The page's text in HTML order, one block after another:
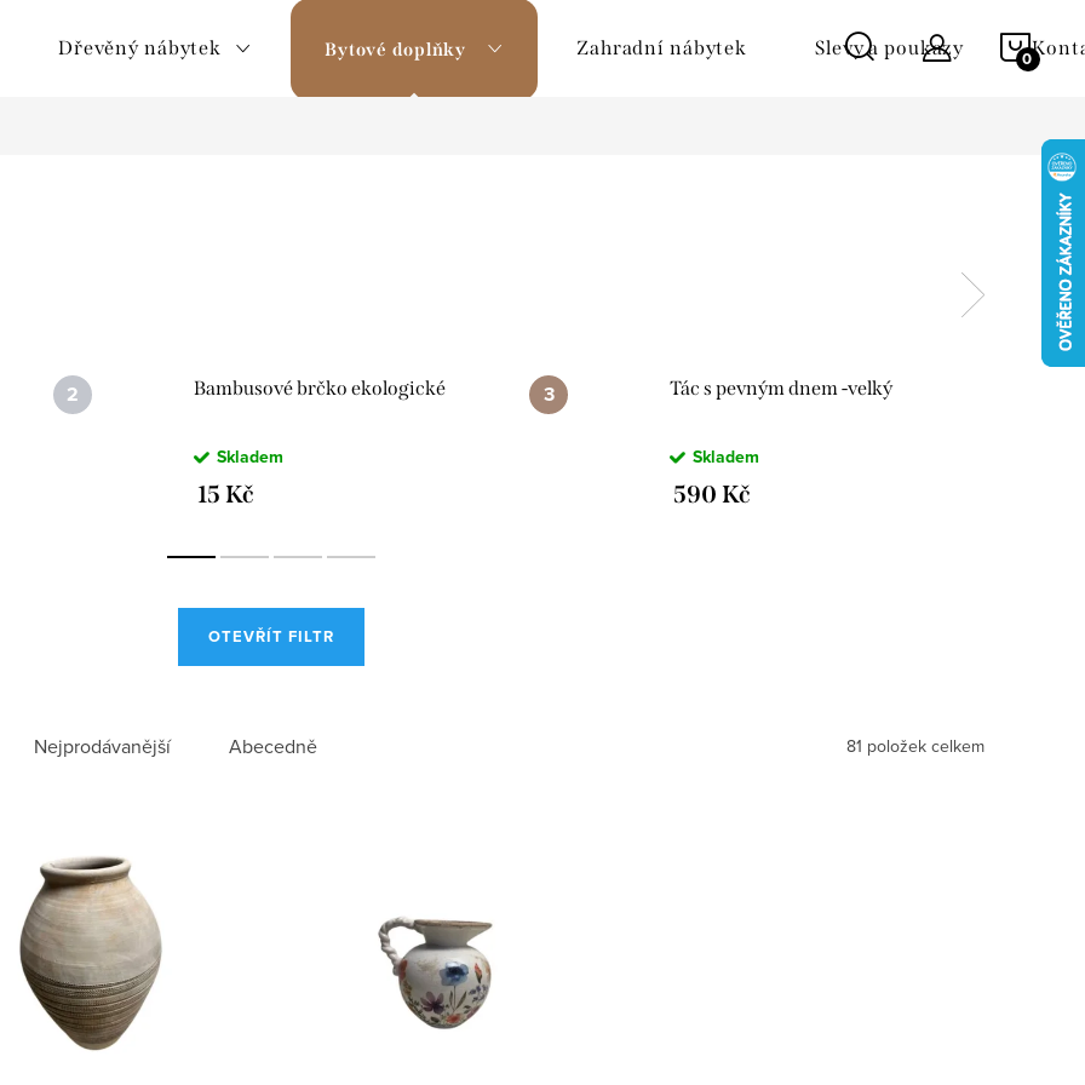
Dřevěný nábytek Bytové doplňky Zahradní nábytek Slevy a poukazy
Bambusové brčko ekologické
Skladem
15 Kč
Tác s pevným dnem -velký
Skladem
590 Kč
OTEVŘÍT FILTR
Nejprodávanější Abecedně 81 položek celkem